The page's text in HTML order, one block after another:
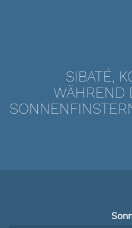
SIBATÉ,
WÄHREND